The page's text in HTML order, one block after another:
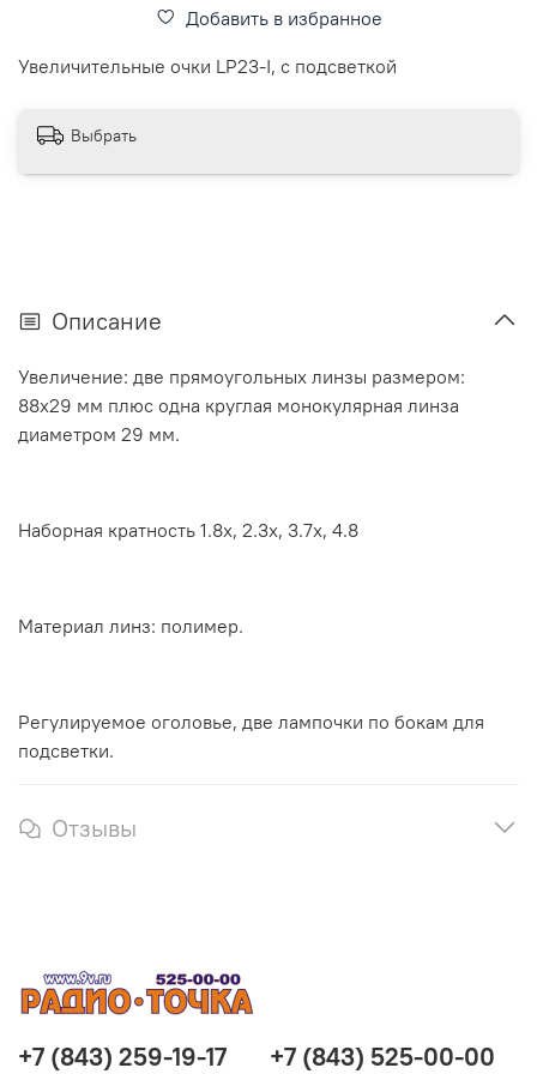
Добавить в избранное
Увеличительные очки LP23-I, с подсветкой
Выбрать
Описание
Увеличение: две прямоугольных линзы размером:
88х29 мм плюс одна круглая монокулярная линза
диаметром 29 мм.
Наборная кратность 1.8х, 2.3х, 3.7х, 4.8
Материал линз: полимер.
Регулируемое оголовье, две лампочки по бокам для
подсветки.
Отзывы
+7 (843) 259-19-17 +7 (843) 525-00-00